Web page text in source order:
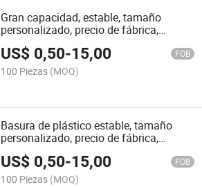
Gran capacidad, estable, tamaño
personalizado, precio de fábrica,
múltiples recompra, suministro
inmediato, cubo de basura
US$ 0,50-15,00 FOB
100 Piezas (MOQ)
Basura de plástico estable, tamaño
personalizado, precio de fábrica,
múltiples recompra, suministro en
stock
US$ 0,50-15,00 FOB
100 Piezas (MOQ)